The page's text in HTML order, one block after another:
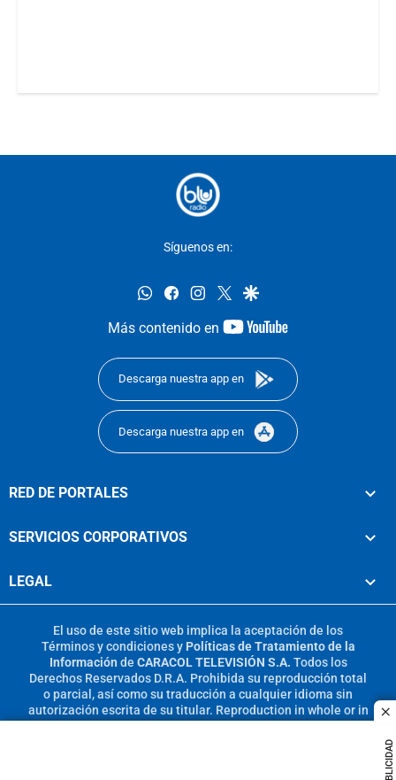
PUBLICIDAD
Síguenos en:
whatsappfacebookinstagram
twittergoogle
Más contenido en
youtube-
Descarga nuestra app en
Descarga nuestra app en
RED DE PORTALES
SERVICIOS CORPORATIVOS
LEGAL
El uso de este sitio web implica la aceptación de los
Términos y condicionesy Políticas de Tratamiento de la
Información de CARACOL TELEVISIÓN S.A. Todos los
Derechos Reservados D.R.A. Prohibida su reproducción total
o parcial, así como su traducción a cualquier idioma sin
autorización escrita de su titular. Reproduction in whole or in